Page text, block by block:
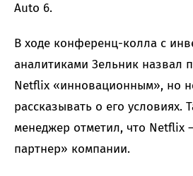
Auto 6.
В ходе конференц-колла с
аналитиками Зельник назвал
Netflix «инновационным», но
рассказывать о его условиях.
менеджер отметил, что Netflix
партнер» компании.